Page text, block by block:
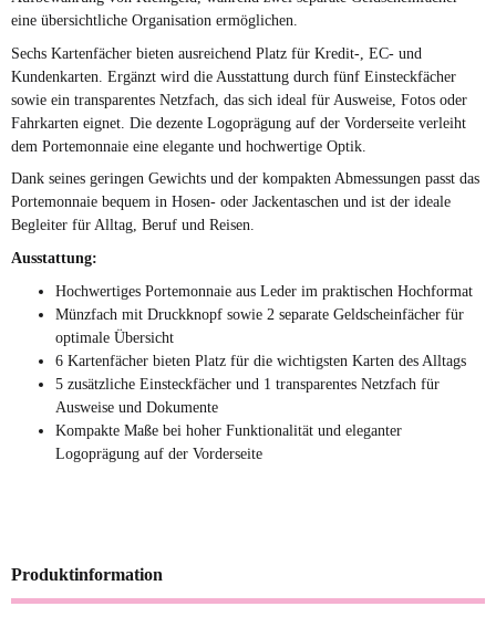
eine übersichtliche Organisation ermöglichen.
Sechs Kartenfächer bieten ausreichend Platz für Kredit-, EC- und
Kundenkarten. Ergänzt wird die Ausstattung durch fünf Einsteckfächer
sowie ein transparentes Netzfach, das sich ideal für Ausweise, Fotos oder
Fahrkarten eignet. Die dezente Logoprägung auf der Vorderseite verleiht
dem Portemonnaie eine elegante und hochwertige Optik.
Dank seines geringen Gewichts und der kompakten Abmessungen passt das
Portemonnaie bequem in Hosen- oder Jackentaschen und ist der ideale
Begleiter für Alltag, Beruf und Reisen.
Ausstattung:
Hochwertiges Portemonnaie aus Leder im praktischen Hochformat
Münzfach mit Druckknopf sowie 2 separate Geldscheinfächer für
optimale Übersicht
6 Kartenfächer bieten Platz für die wichtigsten Karten des Alltags
5 zusätzliche Einsteckfächer und 1 transparentes Netzfach für
Ausweise und Dokumente
Kompakte Maße bei hoher Funktionalität und eleganter
Logoprägung auf der Vorderseite
Produktinformation